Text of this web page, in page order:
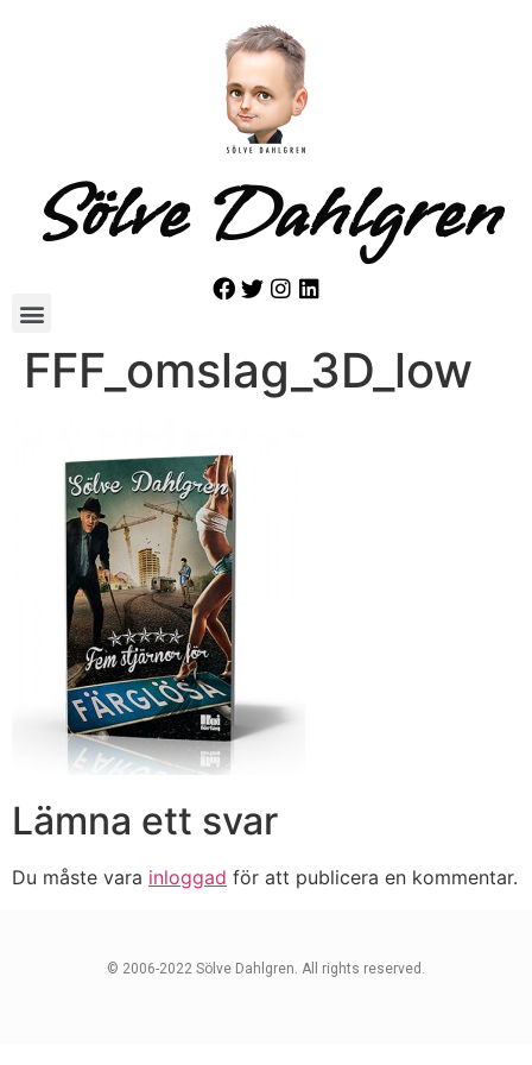
Sölve Dahlgren
FFF_omslag_3D_low
Lämna ett svar
Du måste vara inloggad för att publicera en kommentar.
© 2006-2022 Sölve Dahlgren. All rights reserved.